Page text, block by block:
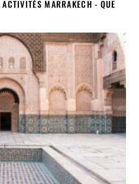
MARRAKECH - QUE